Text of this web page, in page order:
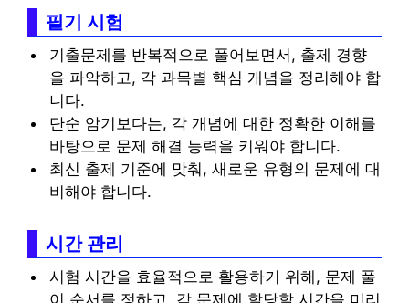
필기 시험
기출문제를 반복적으로 풀어보면서, 출제 경향
을 파악하고, 각 과목별 핵심 개념을 정리해야 합
니다.
단순 암기보다는, 각 개념에 대한 정확한 이해를
바탕으로 문제 해결 능력을 키워야 합니다.
최신 출제 기준에 맞춰, 새로운 유형의 문제에 대
비해야 합니다.
시간 관리
시험 시간을 효율적으로 활용하기 위해, 문제 풀